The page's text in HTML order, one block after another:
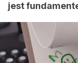
jest